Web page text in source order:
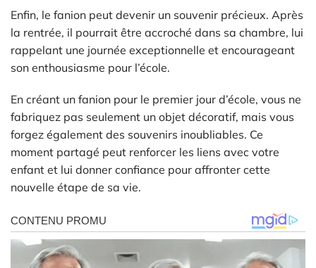
Enfin, le fanion peut devenir un souvenir précieux. Après
la rentrée, il pourrait être accroché dans sa chambre, lui
rappelant une journée exceptionnelle et encourageant
son enthousiasme pour l’école.
En créant un fanion pour le premier jour d’école, vous ne
fabriquez pas seulement un objet décoratif, mais vous
forgez également des souvenirs inoubliables. Ce
moment partagé peut renforcer les liens avec votre
enfant et lui donner confiance pour affronter cette
nouvelle étape de sa vie.